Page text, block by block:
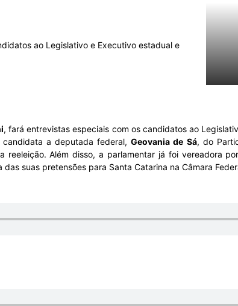
ao Legislativo e Executivo estadual e
, fará entrevistas especiais com os candidatos ao
candidata a deputada federal,Geovania de Sá, do
reeleição. Além disso, a parlamentar já foi vereadora
suas pretensões para Santa Catarina na Câmara